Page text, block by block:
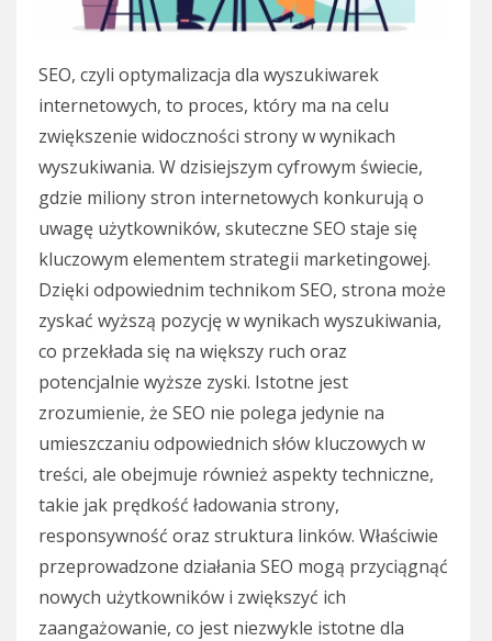
SEO, czyli optymalizacja dla wyszukiwarek
internetowych, to proces, który ma na celu
zwiększenie widoczności strony w wynikach
wyszukiwania. W dzisiejszym cyfrowym świecie,
gdzie miliony stron internetowych konkurują o
uwagę użytkowników, skuteczne SEO staje się
kluczowym elementem strategii marketingowej.
Dzięki odpowiednim technikom SEO, strona może
zyskać wyższą pozycję w wynikach wyszukiwania,
co przekłada się na większy ruch oraz
potencjalnie wyższe zyski. Istotne jest
zrozumienie, że SEO nie polega jedynie na
umieszczaniu odpowiednich słów kluczowych w
treści, ale obejmuje również aspekty techniczne,
takie jak prędkość ładowania strony,
responsywność oraz struktura linków. Właściwie
przeprowadzone działania SEO mogą przyciągnąć
nowych użytkowników i zwiększyć ich
zaangażowanie, co jest niezwykle istotne dla